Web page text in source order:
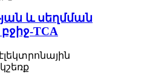
և սեղմման
TCA